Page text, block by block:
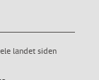
landet siden